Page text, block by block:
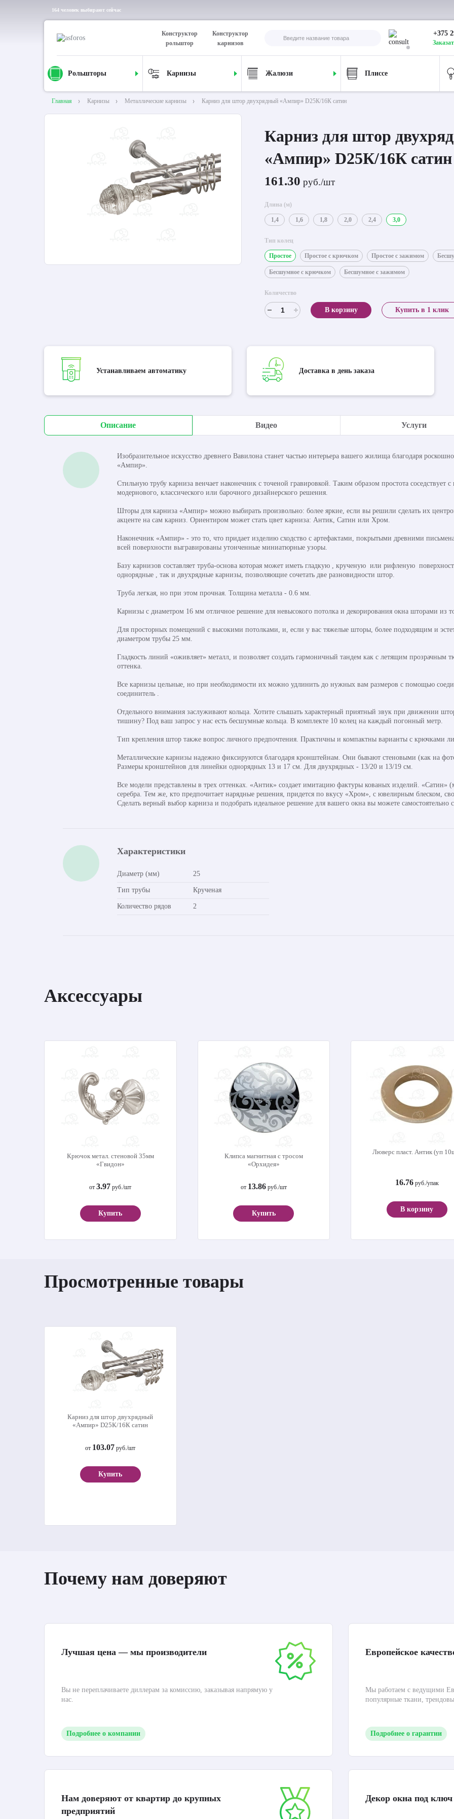
164 человек выбирают сейчас
Конструктор
рольштор
Конструктор
карнизов
+375
Рольшторы Карнизы Жалюзи Плиссе
Главная Карнизы Металлические карнизы Карниз для штор двухрядный «Ампир» D25К/16К сатин
Карниз для штор
«Ампир» D25К/16К сатин
161.30 руб./шт
Длина (м)
1,4 1,6 1,8 2,0 2,4 3,0
Тип колец
Простое Простое с крючком Простое с зажимом
Бесшумное с крючком Бесшумное с зажимом
Количество
В корзину Купить в 1 клик
Устанавливаем автоматику Доставка в день заказа
Описание Видео Услуги
Изобразительное искусство древнего Вавилона станет частью интерьера вашего жилища благодаря
«Ампир».
Стильную трубу карниза венчает наконечник с точеной гравировкой. Таким образом простота соседствует
модернового, классического или барочного дизайнерского решения.
Шторы для карниза «Ампир» можно выбирать произвольно: более яркие, если вы решили сделать их
акценте на сам карниз. Ориентиром может стать цвет карниза: Антик, Сатин или Хром.
Наконечник «Ампир» - это то, что придает изделию сходство с артефактами, покрытыми древними
всей поверхности выгравированы утонченные миниатюрные узоры.
Базу карнизов составляет труба-основа которая может иметь гладкую , крученую или рифленую
однорядные , так и двухрядные карнизы, позволяющие сочетать две разновидности штор.
Труба легкая, но при этом прочная. Толщина металла - 0.6 мм.
Карнизы с диаметром 16 мм отличное решение для невысокого потолка и декорирования окна шторами из
Для просторных помещений с высокими потолками, и, если у вас тяжелые шторы, более подходящим и
диаметром трубы 25 мм.
Гладкость линий «оживляет» металл, и позволяет создать гармоничный тандем как с летящим прозрачным
оттенка.
Все карнизы цельные, но при необходимости их можно удлинить до нужных вам размеров с помощью
соединитель .
Отдельного внимания заслуживают кольца. Хотите слышать характерный приятный звук при движении
тишину? Под ваш запрос у нас есть бесшумные кольца. В комплекте 10 колец на каждый погонный метр.
Тип крепления штор также вопрос личного предпочтения. Практичны и компактны варианты с крючками
Металлические карнизы надежно фиксируются благодаря кронштейнам. Они бывают стеновыми (как на
Размеры кронштейнов для линейки однорядных 13 и 17 см. Для двухрядных - 13/20 и 13/19 см.
Все модели представлены в трех оттенках. «Антик» создает имитацию фактуры кованых изделий. «Сатин»
серебра. Тем же, кто предпочитает нарядные решения, придется по вкусу «Хром», с ювелирным блеском,
Сделать верный выбор карниза и подобрать идеальное решение для вашего окна вы можете самостоятельно
Характеристики
Диаметр (мм) 25
Тип трубы Крученая
Количество рядов 2
Аксессуары
Крючок метал. стеновой 35мм
«Гвидон»
от3.97 руб./шт
Купить
Клипса магнитная с тросом
«Орхидея»
от 13.86руб./шт
Купить
Люверс пласт. Антик (уп
16.76руб./упак
В корзину
Просмотренные товары
Карниз для штор двухрядный
«Ампир» D25К/16К сатин
от 103.07 руб./шт
Купить
Почему нам доверяют
Лучшая цена — мы производители
Вы не переплачиваете диллерам за комиссию, заказывая напрямую у
нас.
Подробнее о компании
Нам доверяют от квартир до крупных
предприятий
Европейское
Мы работаем с ведущими
популярные ткани,
Подробнее о гарантии
Декор окна под ключ